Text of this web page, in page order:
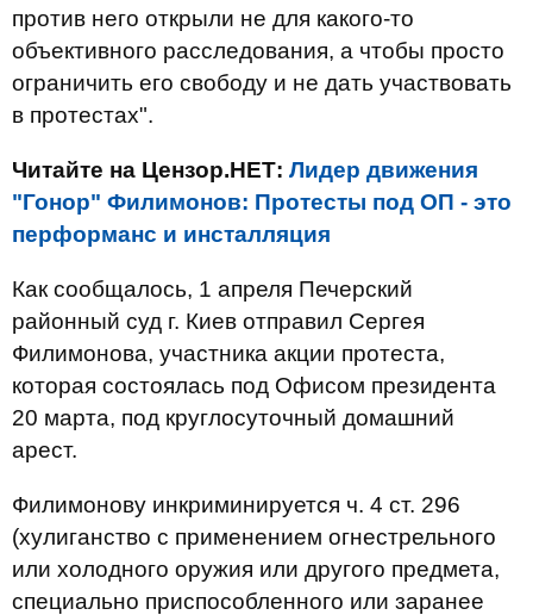
против него открыли не для какого-то
объективного расследования, а чтобы просто
ограничить его свободу и не дать участвовать
в протестах".
Читайте на Цензор.НЕТ: Лидер движения
"Гонор" Филимонов: Протесты под ОП - это
перформанс и инсталляция
Как сообщалось, 1 апреля Печерский
районный суд г. Киев отправил Сергея
Филимонова, участника акции протеста,
которая состоялась под Офисом президента
20 марта, под круглосуточный домашний
арест.
Филимонову инкриминируется ч. 4 ст. 296
(хулиганство с применением огнестрельного
или холодного оружия или другого предмета,
специально приспособленного или заранее